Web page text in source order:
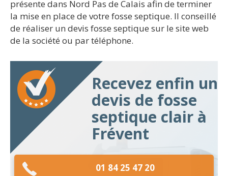
présente dans Nord Pas de Calais afin de terminer
la mise en place de votre fosse septique. Il conseillé
de réaliser un devis fosse septique sur le site web
de la société ou par téléphone.
Recevez enfin un
devis de fosse
septique clair à
Frévent
01 84 25 47 20